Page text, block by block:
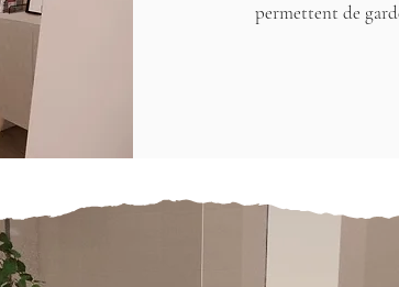
permettent de